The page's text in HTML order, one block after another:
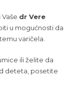
dr Vere
u mogućnosti da
varičela.
ili želite da
deteta, posetite